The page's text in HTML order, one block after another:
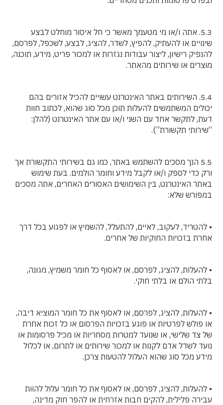
5.3. אתה ו/או מי מטעמך מאשר כי חל איסור מוחלט לבצע
שינויים או להעתיק, להפיץ, לשדר, להציג, לבצע, לשכפל, לפרסם,
להנפיק רישיון, ליצור עבודות נגזרות או למכור פריט, מידע, תוכנה,
מוצרים או שירותים מהאתר.
5.4. השירותים באתר האינטרנט עשויים להכיל אזורים בהם
יכולים המשתמשים להעלות תוכן מכל סוג שהוא, לכתוב חוות
דעת, לתקשר אחד עם השני ו/או עם אתר האינטרנט (להלן:
“שירותי תקשורת”).
5.5 הנך מסכים להשתמש באתר, כמו גם בשירותי התקשורת אך
ורק כדי לספק ו/או לקבל מידע וחומר הולמים. בעת שימוש
באתר האינטרנט, בין השימושים האסורים האחרים, אתה מסכים
במפורש שלא:
• להטריד, לעקוב, לאיים, להתעלל, להשמיץ או לפגוע בכל דרך
אחרת בזכויות החוקיות של אחרים.
• להעלות, להציג, לפרסם, או לאסוף כל חומר משמיץ, מגונה,
בלתי הולם או בלתי חוקי.
• להעלות, להציג, לפרסם, או לאסוף את כל חומר המוציא דיבה,
או פולש לפרטיות או פוגע בזכויות הפרסום או כל זכות אחרת
של צד שלישי, או שנועד למטרות מסחריות או מכיל פרסומות או
נועד לשדל אדם לקנות או למכור שירותים או לתרום, או לכלול
מידע מכל סוג שהוא העלול להטעות צרכן.
• להעלות, להציג, לפרסם, או לאסוף את כל חומר עלול להוות
עבירה פלילית, להקים חבות אזרחית או להפר חוק מדינה,